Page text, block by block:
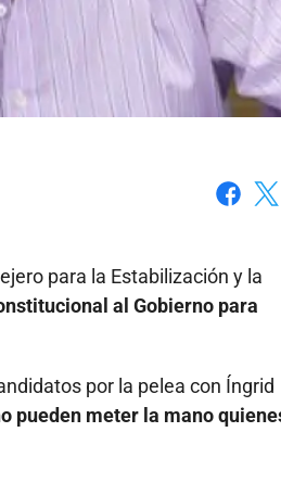
para la Estabilización y la
al Gobierno para
por la pelea con Íngrid
pueden meter la mano